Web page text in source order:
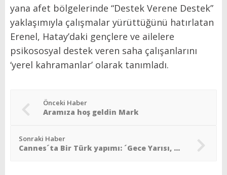
yana afet bölgelerinde “Destek Verene Destek”
yaklaşımıyla çalışmalar yürüttüğünü hatırlatan
Erenel, Hatay’daki gençlere ve ailelere
psikososyal destek veren saha çalışanlarını
‘yerel kahramanlar’ olarak tanımladı.
Önceki Haber
Aramıza hoş geldin Mark
Sonraki Haber
Cannes´ta Bir Türk yapımı: ´Gece Yarısı, Benimle´